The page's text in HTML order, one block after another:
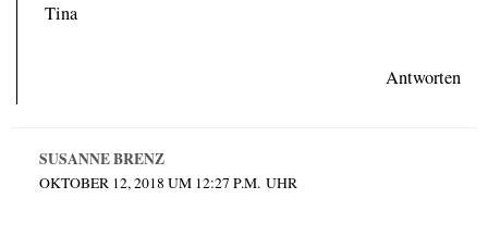
Tina
Antworten
SUSANNE BRENZ
OKTOBER 12, 2018 UM 12:27 P.M. UHR